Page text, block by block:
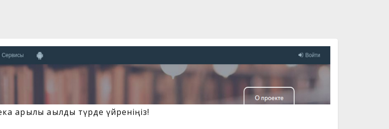
арқылы ақылды түрде үйреніңіз!